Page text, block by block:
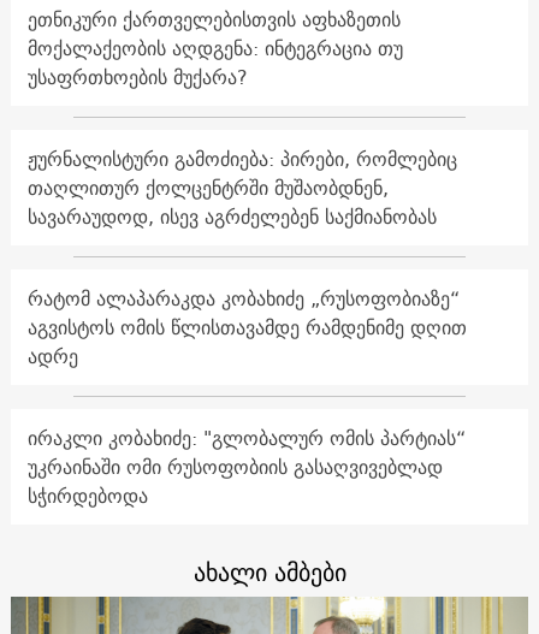
ეთნიკური ქართველებისთვის აფხაზეთის
მოქალაქეობის აღდგენა: ინტეგრაცია თუ
უსაფრთხოების მუქარა?
ჟურნალისტური გამოძიება: პირები, რომლებიც
თაღლითურ ქოლცენტრში მუშაობდნენ,
სავარაუდოდ, ისევ აგრძელებენ საქმიანობას
რატომ ალაპარაკდა კობახიძე „რუსოფობიაზე“
აგვისტოს ომის წლისთავამდე რამდენიმე დღით
ადრე
ირაკლი კობახიძე: "გლობალურ ომის პარტიას“
უკრაინაში ომი რუსოფობიის გასაღვივებლად
სჭირდებოდა
ახალი ამბები